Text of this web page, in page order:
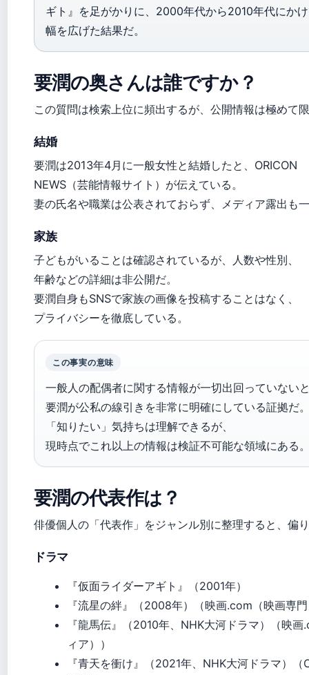
ギト』を足がかりに、2000年代から2010年代にか
幅を広げた結果だ。
要潤の奥さんは誰ですか？
この質問は検索上位に頻出するが、公開情報は極めて
結婚
要潤は2013年4月に一般女性と結婚したと、ORICON
NEWS（芸能情報サイト）が伝えている。
妻の氏名や職業は公表されておらず、メディア露出も
家族
子どもがいることは確認されているが、人数や性別、
年齢などの詳細は非公開だ。
要潤自身もSNSで家族の画像を投稿することはなく、
プライバシーを徹底している。
この事実の意味
一般人の配偶者に関する情報が一切出回っていない
要潤が公私の線引きを非常に明確にしている証拠だ
「知りたい」気持ちは理解できるが、
現時点でこれ以上の情報は検証不可能な領域にある
要潤の代表作は？
俳優個人の「代表作」をジャンル別に整理すると、偏
ドラマ
『仮面ライダーアギト』（2001年）
『流星の絆』（2008年）（映画.com（映画専
『龍馬伝』（2010年、NHK大河ドラマ）（映
ィア））
『青天を衝け』（2021年、NHK大河ドラマ）（